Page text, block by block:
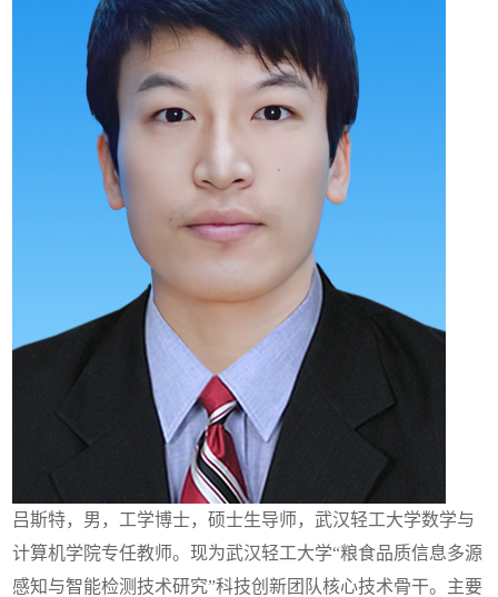
吕斯特，男，工学博士，硕士生导师，武汉轻工大学数学与
计算机学院专任教师。现为武汉轻工大学“粮食品质信息多源
感知与智能检测技术研究”科技创新团队核心技术骨干。主要